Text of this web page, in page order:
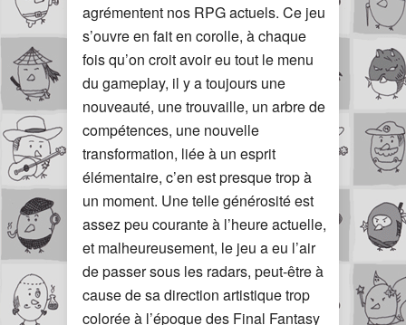
agrémentent nos RPG actuels. Ce jeu
s’ouvre en fait en corolle, à chaque
fois qu’on croit avoir eu tout le menu
du gameplay, il y a toujours une
nouveauté, une trouvaille, un arbre de
compétences, une nouvelle
transformation, liée à un esprit
élémentaire, c’en est presque trop à
un moment. Une telle générosité est
assez peu courante à l’heure actuelle,
et malheureusement, le jeu a eu l’air
de passer sous les radars, peut-être à
cause de sa direction artistique trop
colorée à l’époque des Final Fantasy